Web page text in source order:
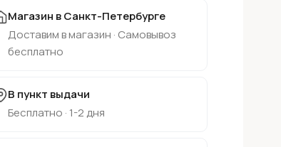
Магазин в Санкт-Петербурге
Доставим в магазин · Самовывоз
бесплатно
В пункт выдачи
Бесплатно · 1-2 дня